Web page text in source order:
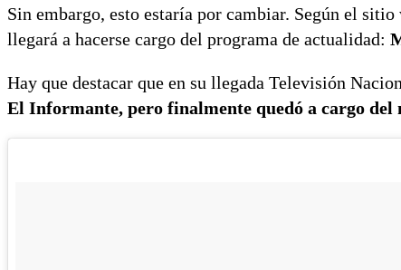
Sin embargo, esto estaría por cambiar. Según el sitio
llegará a hacerse cargo del programa de actualidad:
Hay que destacar que en su llegada Televisión
El Informante, pero finalmente quedó a cargo